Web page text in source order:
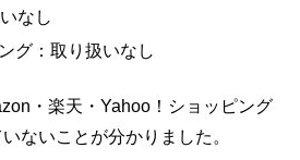
なし
グ：取り扱いなし
・楽天・Yahoo！ショッピング
ないことが分かりました。